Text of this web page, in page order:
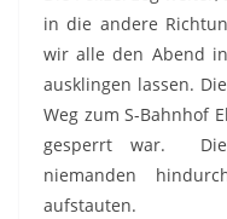
in die andere
wir alle den Abend
ausklingen lassen.
Weg zum S-Bahnhof
gesperrt war.
niemanden
aufstauten.